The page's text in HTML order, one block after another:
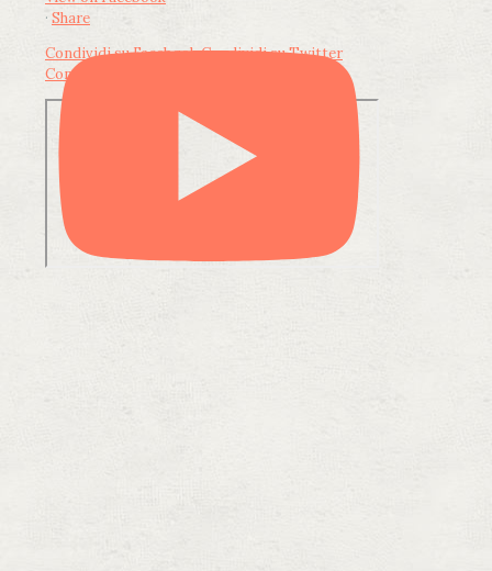
· Share
Condividi su FacebookCondividi su Twitter
Condividi su LinkedIn